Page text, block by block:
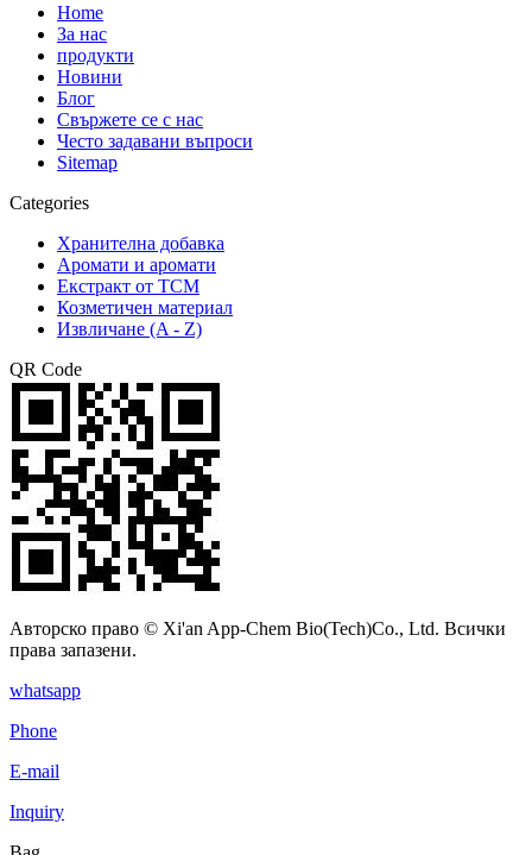
Home
За нас
продукти
Новини
Блог
Свържете се с нас
Често задавани въпроси
Sitemap
Categories
Хранителна добавка
Аромати и аромати
Екстракт от TCM
Козметичен материал
Извличане (A - Z)
QR Code
Авторско право © Xi'an App-Chem Bio(Tech)Co., Ltd. Всички
права запазени.
whatsapp
Phone
E-mail
Inquiry